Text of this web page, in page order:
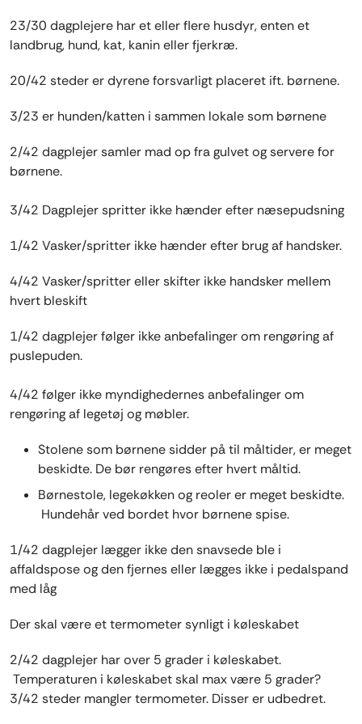
23/30 dagplejere har et eller flere husdyr, enten et
landbrug, hund, kat, kanin eller fjerkræ.
20/42 steder er dyrene forsvarligt placeret ift. børnene.
3/23 er hunden/katten i sammen lokale som børnene
2/42 dagplejer samler mad op fra gulvet og servere for
børnene.
3/42 Dagplejer spritter ikke hænder efter næsepudsning
1/42 Vasker/spritter ikke hænder efter brug af handsker.
4/42 Vasker/spritter eller skifter ikke handsker mellem
hvert bleskift
1/42 dagplejer følger ikke anbefalinger om rengøring af
puslepuden.
4/42 følger ikke myndighedernes anbefalinger om
rengøring af legetøj og møbler.
Stolene som børnene sidder på til måltider, er meget
beskidte. De bør rengøres efter hvert måltid.
Børnestole, legekøkken og reoler er meget beskidte.
Hundehår ved bordet hvor børnene spise.
1/42 dagplejer lægger ikke den snavsede ble i
affaldspose og den fjernes eller lægges ikke i pedalspand
med låg
Der skal være et termometer synligt i køleskabet
2/42 dagplejer har over 5 grader i køleskabet.
Temperaturen i køleskabet skal max være 5 grader?
3/42 steder mangler termometer. Disser er udbedret.